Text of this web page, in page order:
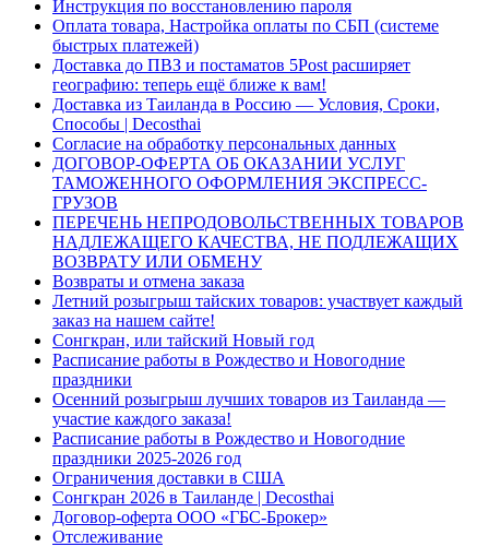
Инструкция по восстановлению пароля
Оплата товара, Настройка оплаты по СБП (системе
быстрых платежей)
Доставка до ПВЗ и постаматов 5Post расширяет
географию: теперь ещё ближе к вам!
Доставка из Таиланда в Россию — Условия, Сроки,
Способы | Decosthai
Согласие на обработку персональных данных
ДОГОВОР-ОФЕРТА ОБ ОКАЗАНИИ УСЛУГ
ТАМОЖЕННОГО ОФОРМЛЕНИЯ ЭКСПРЕСС-
ГРУЗОВ
ПЕРЕЧЕНЬ НЕПРОДОВОЛЬСТВЕННЫХ ТОВАРОВ
НАДЛЕЖАЩЕГО КАЧЕСТВА, НЕ ПОДЛЕЖАЩИХ
ВОЗВРАТУ ИЛИ ОБМЕНУ
Возвраты и отмена заказа
Летний розыгрыш тайских товаров: участвует каждый
заказ на нашем сайте!
Сонгкран, или тайский Новый год
Расписание работы в Рождество и Новогодние
праздники
Осенний розыгрыш лучших товаров из Таиланда —
участие каждого заказа!
Расписание работы в Рождество и Новогодние
праздники 2025-2026 год
Ограничения доставки в США
Сонгкран 2026 в Таиланде | Decosthai
Договор-оферта ООО «ГБС-Брокер»
Отслеживание